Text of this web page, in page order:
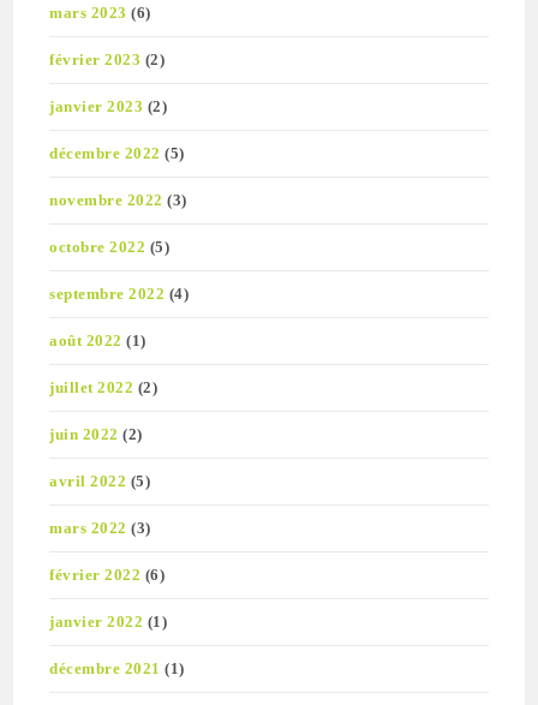
mars 2023 (6)
février 2023 (2)
janvier 2023 (2)
décembre 2022 (5)
novembre 2022 (3)
octobre 2022 (5)
septembre 2022 (4)
août 2022 (1)
juillet 2022 (2)
juin 2022 (2)
avril 2022 (5)
mars 2022 (3)
février 2022 (6)
janvier 2022 (1)
décembre 2021 (1)